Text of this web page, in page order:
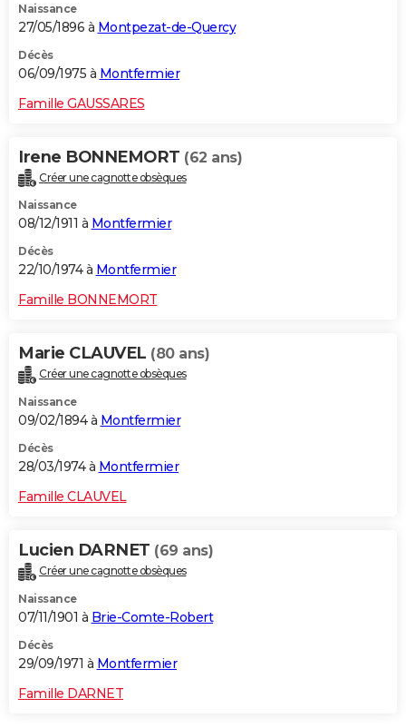
Naissance
27/05/1896 à Montpezat-de-Quercy
Décès
06/09/1975 à Montfermier
Famille GAUSSARES
Irene BONNEMORT (62 ans)
Créer une cagnotte obsèques
Naissance
08/12/1911 à Montfermier
Décès
22/10/1974 à Montfermier
Famille BONNEMORT
Marie CLAUVEL (80 ans)
Créer une cagnotte obsèques
Naissance
09/02/1894 à Montfermier
Décès
28/03/1974 à Montfermier
Famille CLAUVEL
Lucien DARNET (69 ans)
Créer une cagnotte obsèques
Naissance
07/11/1901 à Brie-Comte-Robert
Décès
29/09/1971 à Montfermier
Famille DARNET